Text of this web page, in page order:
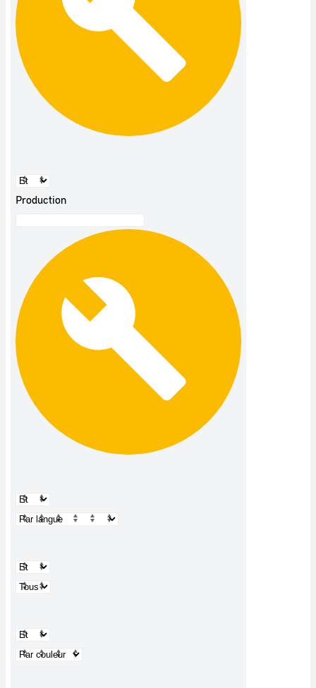
Production